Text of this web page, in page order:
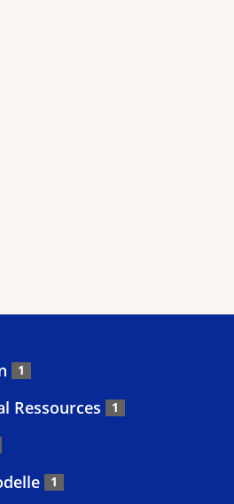
1
Ressources 1
1